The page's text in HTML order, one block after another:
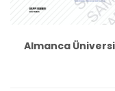
Almanca